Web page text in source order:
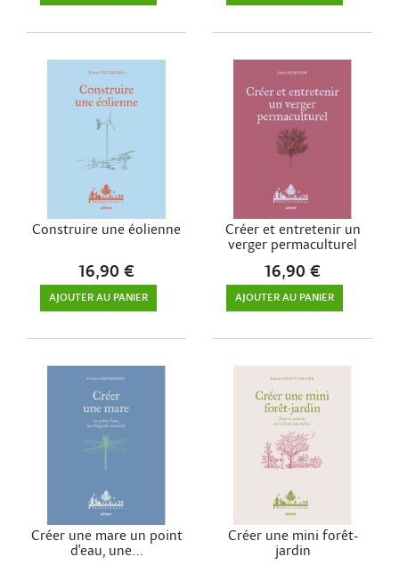
Construire une éolienne
16,90 €
AJOUTER AU PANIER
Créer et entretenir un
verger permaculturel
16,90 €
AJOUTER AU PANIER
Créer une mare un point
d'eau, une...
Créer une mini forêt-
jardin